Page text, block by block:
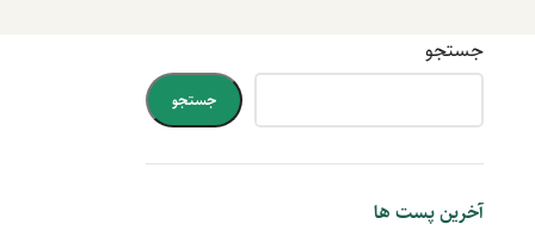
جستجو
جستجو
آخرین پست ها